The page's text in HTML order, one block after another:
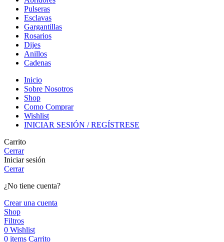
Pulseras
Esclavas
Gargantillas
Rosarios
Dijes
Anillos
Cadenas
Inicio
Sobre Nosotros
Shop
Como Comprar
Wishlist
INICIAR SESIÓN / REGÍSTRESE
Carrito
Cerrar
Iniciar sesión
Cerrar
¿No tiene cuenta?
Crear una cuenta
Shop
Filtros
0 Wishlist
0 items Carrito